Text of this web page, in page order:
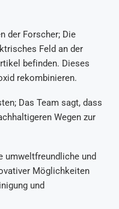
der Forscher; Die
Feld an der
befinden. Dieses
rekombinieren.
Das Team sagt, dass
Wegen zur
umweltfreundliche und
Möglichkeiten
und